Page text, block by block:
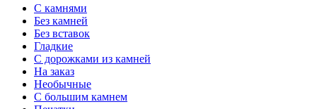
С камнями
Без камней
Без вставок
Гладкие
С дорожками из камней
На заказ
Необычные
С большим камнем